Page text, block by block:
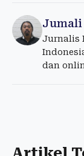
Jumali
Jurnalis
dan